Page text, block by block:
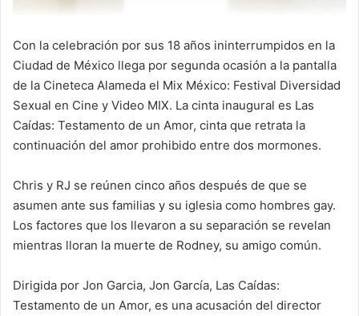
Con la celebración por sus 18 años ininterrumpidos en la
Ciudad de México llega por segunda ocasión a la pantalla
de la Cineteca Alameda el Mix México: Festival Diversidad
Sexual en Cine y Video MIX. La cinta inaugural es Las
Caídas: Testamento de un Amor, cinta que retrata la
continuación del amor prohibido entre dos mormones.
Chris y RJ se reúnen cinco años después de que se
asumen ante sus familias y su iglesia como hombres gay.
Los factores que los llevaron a su separación se revelan
mientras lloran la muerte de Rodney, su amigo común.
Dirigida por Jon Garcia, Jon García, Las Caídas:
Testamento de un Amor, es una acusación del director